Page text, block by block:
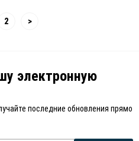
2 >
электронную
последние обновления прямо